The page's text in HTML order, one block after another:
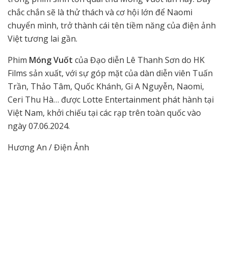
chắc chắn sẽ là thử thách và cơ hội lớn để Naomi
chuyển mình, trở thành cái tên tiềm năng của điện ảnh
Việt tương lai gần.
Phim Móng Vuốt của Đạo diễn Lê Thanh Sơn do HK
Films sản xuất, với sự góp mặt của dàn diễn viên Tuấn
Trần, Thảo Tâm, Quốc Khánh, Gi A Nguyễn, Naomi,
Ceri Thu Hà… được Lotte Entertainment phát hành tại
Việt Nam, khởi chiếu tại các rạp trên toàn quốc vào
ngày 07.06.2024.
Hương An / Điện Ảnh